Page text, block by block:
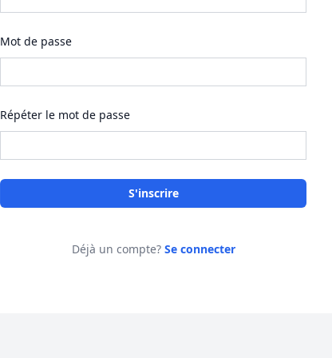
Mot de passe
Répéter le mot de passe
S'inscrire
Déjà un compte? Se connecter